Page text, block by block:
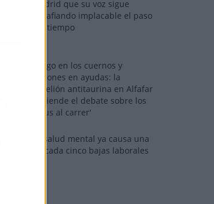
Madrid que su voz sigue
desafiando implacable el paso
del tiempo
Fuego en los cuernos y
millones en ayudas: la
rebelión antitaurina en Alfafar
enciende el debate sobre los
'bous al carrer'
La salud mental ya causa una
de cada cinco bajas laborales